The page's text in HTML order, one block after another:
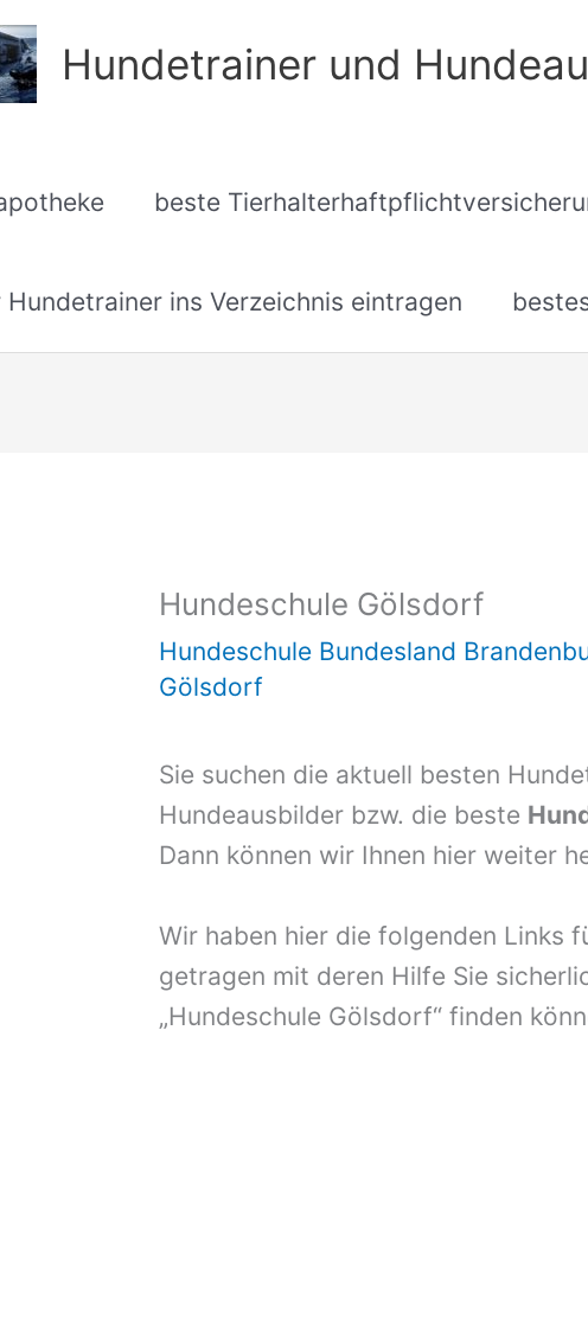
Hundetrainer und
beste
ins Verzeichnis eintragen
Hundeschule Gölsdorf
Hundeschule Bundesland
Gölsdorf
Sie suchen die aktuell besten
Hundeausbilder bzw. die beste
Dann können wir Ihnen hier weiter
Wir haben hier die folgenden Links
getragen mit deren Hilfe Sie
„Hundeschule Gölsdorf“ finden